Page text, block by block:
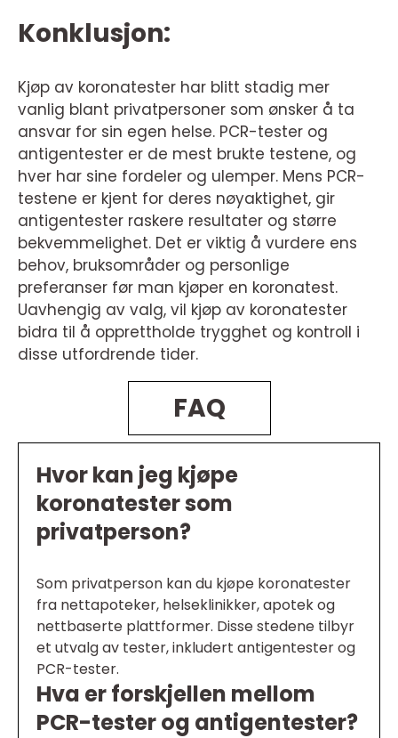
Konklusjon:
Kjøp av koronatester har blitt stadig mer
vanlig blant privatpersoner som ønsker å ta
ansvar for sin egen helse. PCR-tester og
antigentester er de mest brukte testene, og
hver har sine fordeler og ulemper. Mens PCR-
testene er kjent for deres nøyaktighet, gir
antigentester raskere resultater og større
bekvemmelighet. Det er viktig å vurdere ens
behov, bruksområder og personlige
preferanser før man kjøper en koronatest.
Uavhengig av valg, vil kjøp av koronatester
bidra til å opprettholde trygghet og kontroll i
disse utfordrende tider.
FAQ
Hvor kan jeg kjøpe
koronatester som
privatperson?
Som privatperson kan du kjøpe koronatester
fra nettapoteker, helseklinikker, apotek og
nettbaserte plattformer. Disse stedene tilbyr
et utvalg av tester, inkludert antigentester og
PCR-tester.
Hva er forskjellen mellom
PCR-tester og antigentester?